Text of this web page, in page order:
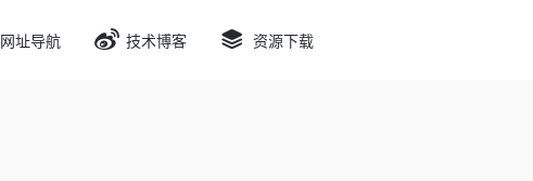
网址导航 技术博客 资源下载